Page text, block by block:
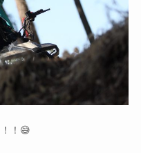
！😅